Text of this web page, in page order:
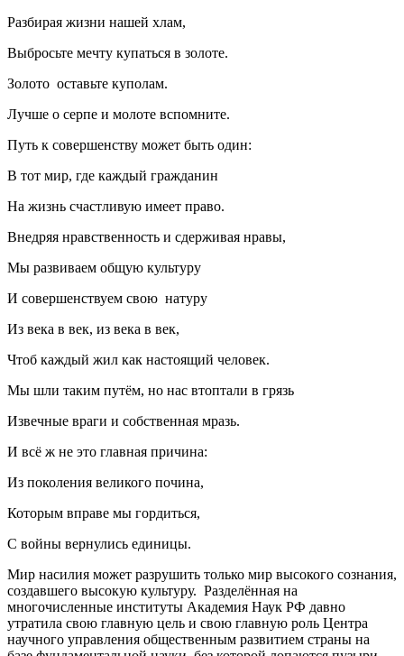
Разбирая жизни нашей хлам,
Выбросьте мечту купаться в золоте.
Золото оставьте куполам.
Лучше о серпе и молоте вспомните.
Путь к совершенству может быть один:
В тот мир, где каждый гражданин
На жизнь счастливую имеет право.
Внедряя нравственность и сдерживая нравы,
Мы развиваем общую культуру
И совершенствуем свою натуру
Из века в век, из века в век,
Чтоб каждый жил как настоящий человек.
Мы шли таким путём, но нас втоптали в грязь
Извечные враги и собственная мразь.
И всё ж не это главная причина:
Из поколения великого почина,
Которым вправе мы гордиться,
С войны вернулись единицы.
Мир насилия может разрушить только мир высокого сознания,
создавшего высокую культуру. Разделённая на
многочисленные институты Академия Наук РФ давно
утратила свою главную цель и свою главную роль Центра
научного управления общественным развитием страны на